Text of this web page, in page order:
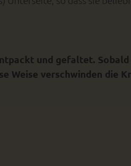
und gefaltet. Sobald
Weise verschwinden die